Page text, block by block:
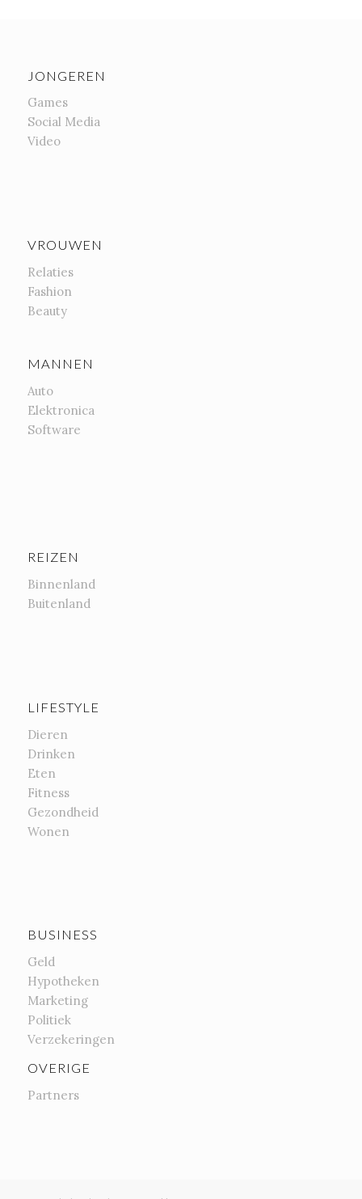
JONGEREN
Games
Social Media
Video
VROUWEN
Relaties
Fashion
Beauty
MANNEN
Auto
Elektronica
Software
REIZEN
Binnenland
Buitenland
LIFESTYLE
Dieren
Drinken
Eten
Fitness
Gezondheid
Wonen
BUSINESS
Geld
Hypotheken
Marketing
Politiek
Verzekeringen
OVERIGE
Partners